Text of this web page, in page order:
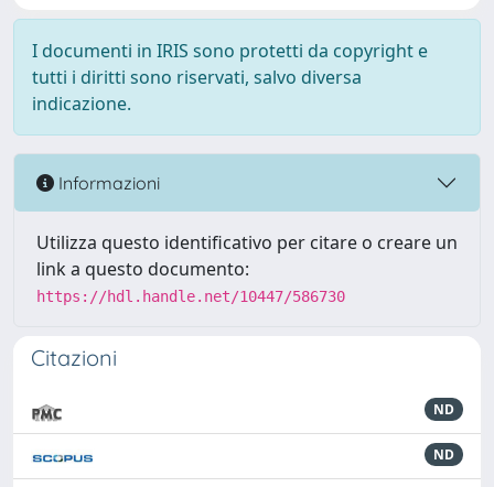
I documenti in IRIS sono protetti da copyright e
tutti i diritti sono riservati, salvo diversa
indicazione.
Informazioni
Utilizza questo identificativo per citare o creare un
link a questo documento:
https://hdl.handle.net/10447/586730
Citazioni
ND
ND